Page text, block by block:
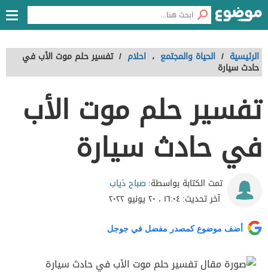
الرئيسية / الحياة والمجتمع ، احلام / تفسير حلم موت الأب في
حادث سيارة
تفسير حلم موت الأب
في حادث سيارة
تمت الكتابة بواسطة: صباح ذياب
آخر تحديث:١٦:٠٤ ، ٢٠ يونيو ٢٠٢٢
أضف موضوع كمصدر مفضل في جوجل